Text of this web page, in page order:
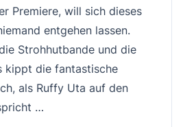
Premiere, will sich dieses
entgehen lassen.
Strohhutbande und die
kippt die fantastische
als Ruffy Uta auf den
…